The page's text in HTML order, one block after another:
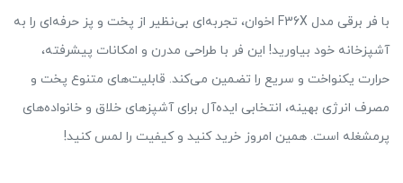
با فر برقی مدل F36X اخوان، تجربه‌ای بی‌نظیر از پخت و پز حرفه‌ای را به
آشپزخانه خود بیاورید! این فر با طراحی مدرن و امکانات پیشرفته،
حرارت یکنواخت و سریع را تضمین می‌کند. قابلیت‌های متنوع پخت و
مصرف انرژی بهینه، انتخابی ایده‌آل برای آشپزهای خلاق و خانواده‌های
پرمشغله است. همین امروز خرید کنید و کیفیت را لمس کنید!